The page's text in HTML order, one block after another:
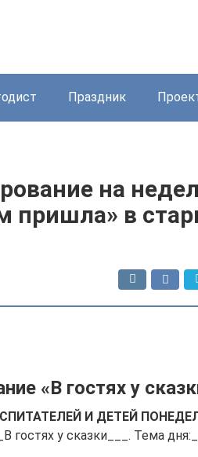
Праздник
на
пришла» в
«В гостях у
И ДЕТЕЙ
гостях у сказки___. Тема